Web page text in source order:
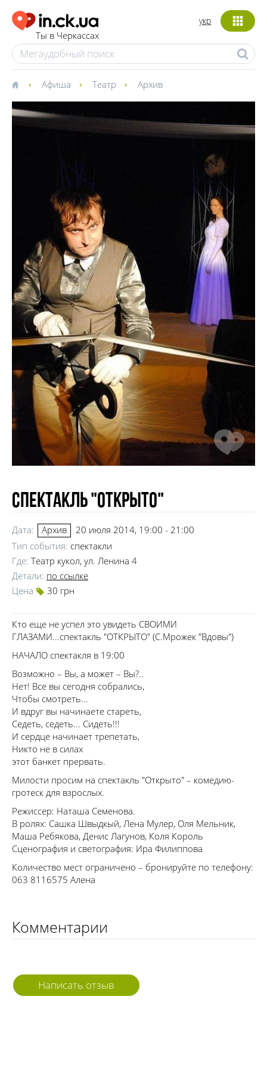
Ты в Черкассах
укр
Афиша Театр Архив
Спектакль "ОткрЫто"
Дата: Архив
20 июля 2014, 19:00 - 21:00
Тип события: спектакли
Где: Театр кукол, ул. Ленина 4
Детали: по ссылке
Цена
30 грн
Кто еще не успел это увидеть СВОИМИ
ГЛАЗАМИ...спектакль "ОТКРЫТО" (С.Мрожек "Вдовы")
НАЧАЛО спектакля в 19:00
Возможно – Вы, а может – Вы?..
Нет! Все вы сегодня собрались,
Чтобы смотреть...
И вдруг вы начинаете стареть,
Седеть, седеть... Сидеть!!!
И сердце начинает трепетать,
Никто не в силах
этот банкет прервать.
Милости просим на спектакль "Открыто" – комедию-
гротеск для взрослых.
Режиссер: Наташа Семенова.
В ролях: Сашка Швыдкый, Лена Мулер, Оля Мельник,
Маша Ребякова, Денис Лагунов, Коля Король
Сценография и светография: Ира Филиппова
Количество мест ограничено – бронируйте по телефону:
063 8116575 Алена
Комментарии
Написать отзыв